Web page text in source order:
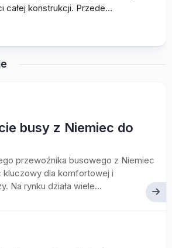
całej konstrukcji. Przede…
busy z Niemiec do
przewoźnika busowego z Niemiec
dla komfortowej i
Na rynku działa wiele...